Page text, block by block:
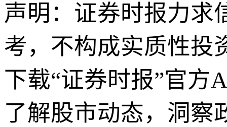
声明：证券时报力求
考，不构成实质性投
下载“证券时报”官方
了解股市动态，洞察